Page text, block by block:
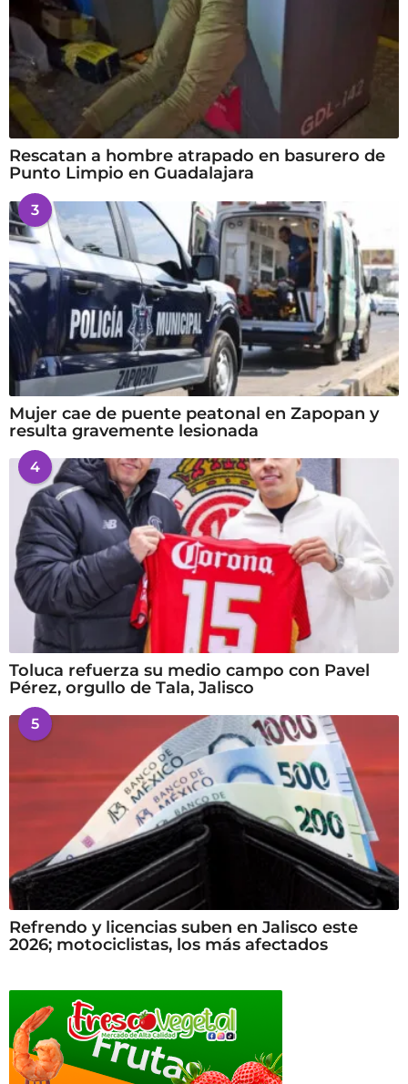
Rescatan a hombre atrapado en basurero de
Punto Limpio en Guadalajara
3
Mujer cae de puente peatonal en Zapopan y
resulta gravemente lesionada
4
Toluca refuerza su medio campo con Pavel
Pérez, orgullo de Tala, Jalisco
5
Refrendo y licencias suben en Jalisco este
2026; motociclistas, los más afectados